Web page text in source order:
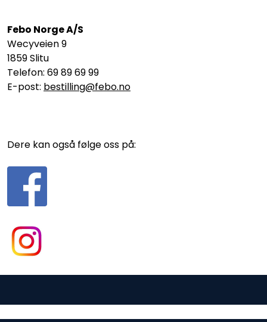
Febo Norge A/S
Wecyveien 9
1859 Slitu
Telefon: 69 89 69 99
E-post: bestilling@febo.no
Dere kan også følge oss på: